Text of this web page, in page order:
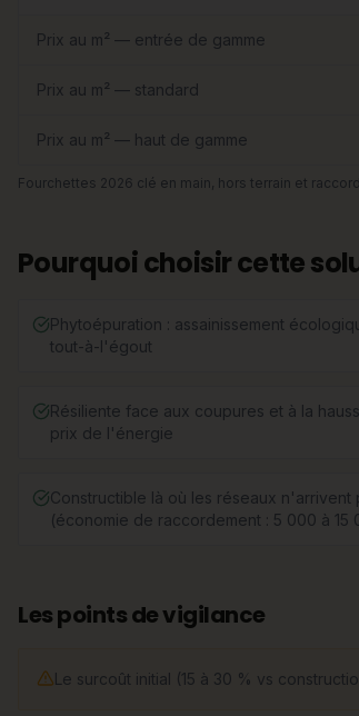
Prix au m² — entrée de gamme
Prix au m² — standard
Prix au m² — haut de gamme
Fourchettes 2026 clé en main, hors terrain et
Pourquoi choisir cette
Phytoépuration : assainissement
tout-à-l'égout
Résiliente face aux coupures et à la
prix de l'énergie
Constructible là où les réseaux n'arrivent
(économie de raccordement : 5 000 à 15
Les points de vigilance
Le surcoût initial (15 à 30 % vs